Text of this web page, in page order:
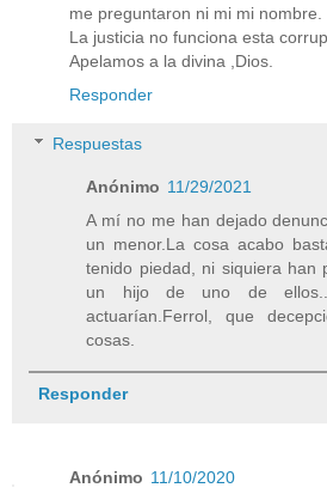
me preguntaron ni mi mi nombre.
La justicia no funciona esta
Apelamos a la divina ,Dios.
Responder
Respuestas
Anónimo 11/29/2021
A mí no me han dejado
un menor.La cosa acabo
tenido piedad, ni siquiera han
un hijo de uno de
actuarían.Ferrol, que
cosas.
Responder
Anónimo 11/10/2020